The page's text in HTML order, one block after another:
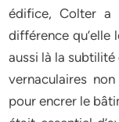
édifice, Colter a
différence qu’elle
aussi là la
vernaculaires
pour encrer le